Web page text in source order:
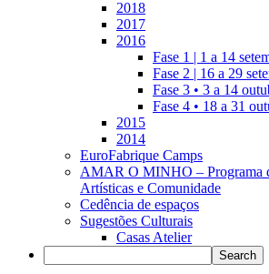
2018
2017
2016
Fase 1 | 1 a 14
Fase 2 | 16 a 29
Fase 3 • 3 a 14
Fase 4 • 18 a 31
2015
2014
EuroFabrique Camps
AMAR O MINHO – Programa
Artísticas e Comunidade
Cedência de espaços
Sugestões Culturais
Casas Atelier